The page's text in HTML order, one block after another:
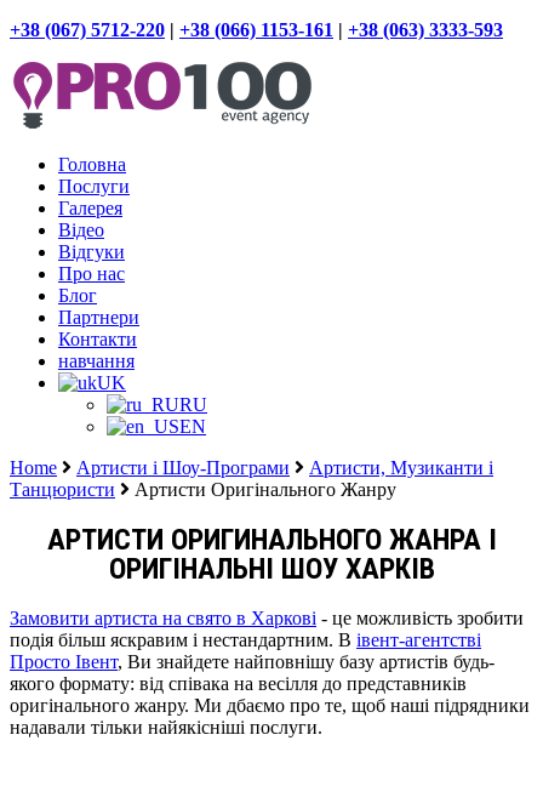
+38 (067) 5712-220 | +38 (066) 1153-161 | +38 (063) 3333-593
Головна
Послуги
Галерея
Відео
Відгуки
Про нас
Блог
Партнери
Контакти
навчання
UK
RU
EN
Home
Артисти і Шоу-Програми
Артисти, Музиканти і
Танцюристи
Артисти Оригінального Жанру
АРТИСТИ ОРИГИНАЛЬНОГО ЖАНРА І
ОРИГІНАЛЬНІ ШОУ ХАРКІВ
Замовити артиста на свято в Харкові - це можливість зробити
подія більш яскравим і нестандартним. В івент-агентстві
Просто Івент, Ви знайдете найповнішу базу артистів будь-
якого формату: від співака на весілля до представників
оригінального жанру. Ми дбаємо про те, щоб наші підрядники
надавали тільки найякісніші послуги.